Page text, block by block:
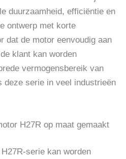
duurzaamheid, efficiëntie en
ontwerp met korte
dat de motor eenvoudig aan
klant kan worden
vermogensbereik van
deze serie in veel industrieën
H27R op maat gemaakt
serie kan worden